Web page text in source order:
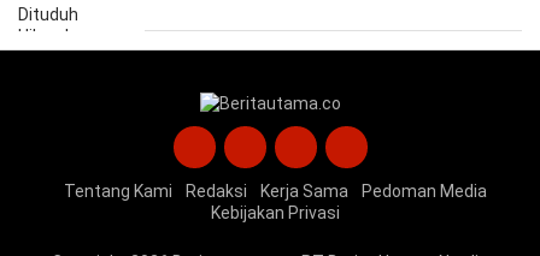
Tentang Kami Redaksi Kerja Sama
Pedoman Media
Kebijakan Privasi